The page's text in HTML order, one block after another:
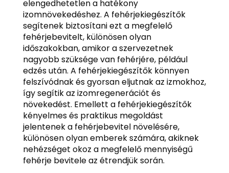
elengedhetetlen a hatékony
izomnövekedéshez. A fehérjekiegészítők
segítenek biztosítani ezt a megfelelő
fehérjebevitelt, különösen olyan
időszakokban, amikor a szervezetnek
nagyobb szüksége van fehérjére, például
edzés után. A fehérjekiegészítők könnyen
felszívódnak és gyorsan eljutnak az izmokhoz,
így segítik az izomregenerációt és
növekedést. Emellett a fehérjekiegészítők
kényelmes és praktikus megoldást
jelentenek a fehérjebevitel növelésére,
különösen olyan emberek számára, akiknek
nehézséget okoz a megfelelő mennyiségű
fehérje bevitele az étrendjük során.